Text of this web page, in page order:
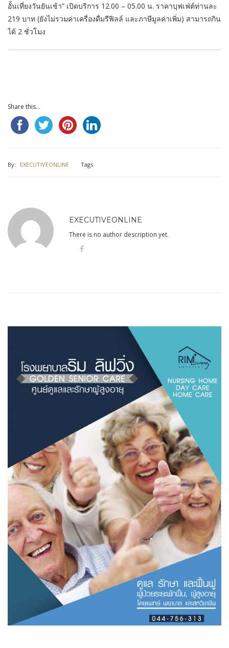
อั้นเที่ยงวันยันเช้า” เปิดบริการ 12.00 – 05.00 น. ราคาบุฟเฟ่ต์ท่านละ
219 บาท (ยังไม่รวมค่าเครื่องดื่มรีฟิลล์ และภาษีมูลค่าเพิ่ม) สามารถกิน
ได้ 2 ชั่วโมง
Share this...
By: EXECUTIVEONLINE Tags:
EXECUTIVEONLINE
There is no author description yet.